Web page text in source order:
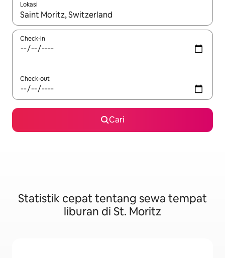
Lokasi
Jika hasil yang dicari tersedia, telusuri dengan tombol panah
Check-in
Check-out
Cari
Statistik cepat tentang sewa tempat
liburan di St. Moritz